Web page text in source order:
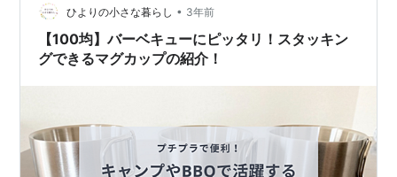
ひよりの小さな暮らし • 3年前
【100均】バーベキューにピッタリ！スタッキン
グできるマグカップの紹介！